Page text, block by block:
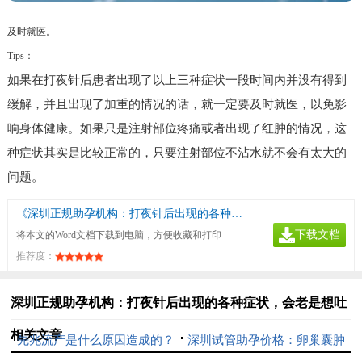
及时就医。
Tips：
如果在打夜针后患者出现了以上三种症状一段时间内并没有得到
缓解，并且出现了加重的情况的话，就一定要及时就医，以免影
响身体健康。如果只是注射部位疼痛或者出现了红肿的情况，这
种症状其实是比较正常的，只要注射部位不沾水就不会有太大的
问题。
《深圳正规助孕机构：打夜针后出现的各种症状，会老是想吐》
将本文的Word文档下载到电脑，方便收藏和打印
推荐度：
下载文档
深圳正规助孕机构：打夜针后出现的各种症状，会老是想吐
相关文章
先兆流产是什么原因造成的？
深圳试管助孕价格：卵巢囊肿